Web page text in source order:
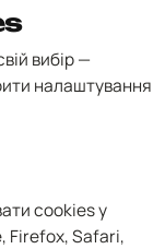
вибір —
налаштування
cookies у
, Firefox,Safari,